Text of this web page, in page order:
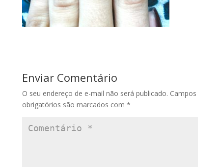
Enviar Comentário
O seu endereço de e-mail não será publicado. Campos
obrigatórios são marcados com *